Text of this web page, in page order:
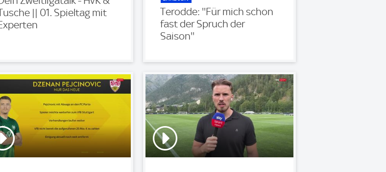
|| 01. Spieltag mit
Terodde: ''Für mich schon
fast der Spruch der
Saison''